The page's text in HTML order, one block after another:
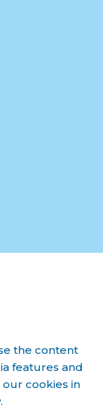
the content
features and
cookies in